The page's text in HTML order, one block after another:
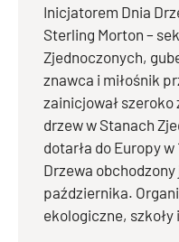
Inicjatorem Dnia
Sterling Morton –
Zjednoczonych,
znawca i miłośnik
zainicjował
drzew w Stanach
dotarła do Europy w
Drzewa
października.
ekologiczne,